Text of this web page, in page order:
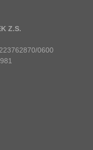
Z.S.
0600